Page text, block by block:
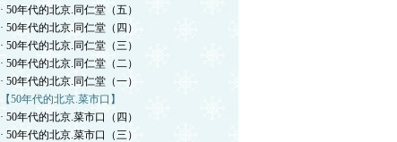
· 50年代的北京.同仁堂（五）
· 50年代的北京.同仁堂（四）
· 50年代的北京.同仁堂（三）
· 50年代的北京.同仁堂（二）
· 50年代的北京.同仁堂（一）
【50年代的北京.菜市口】
· 50年代的北京.菜市口（四）
· 50年代的北京.菜市口（三）